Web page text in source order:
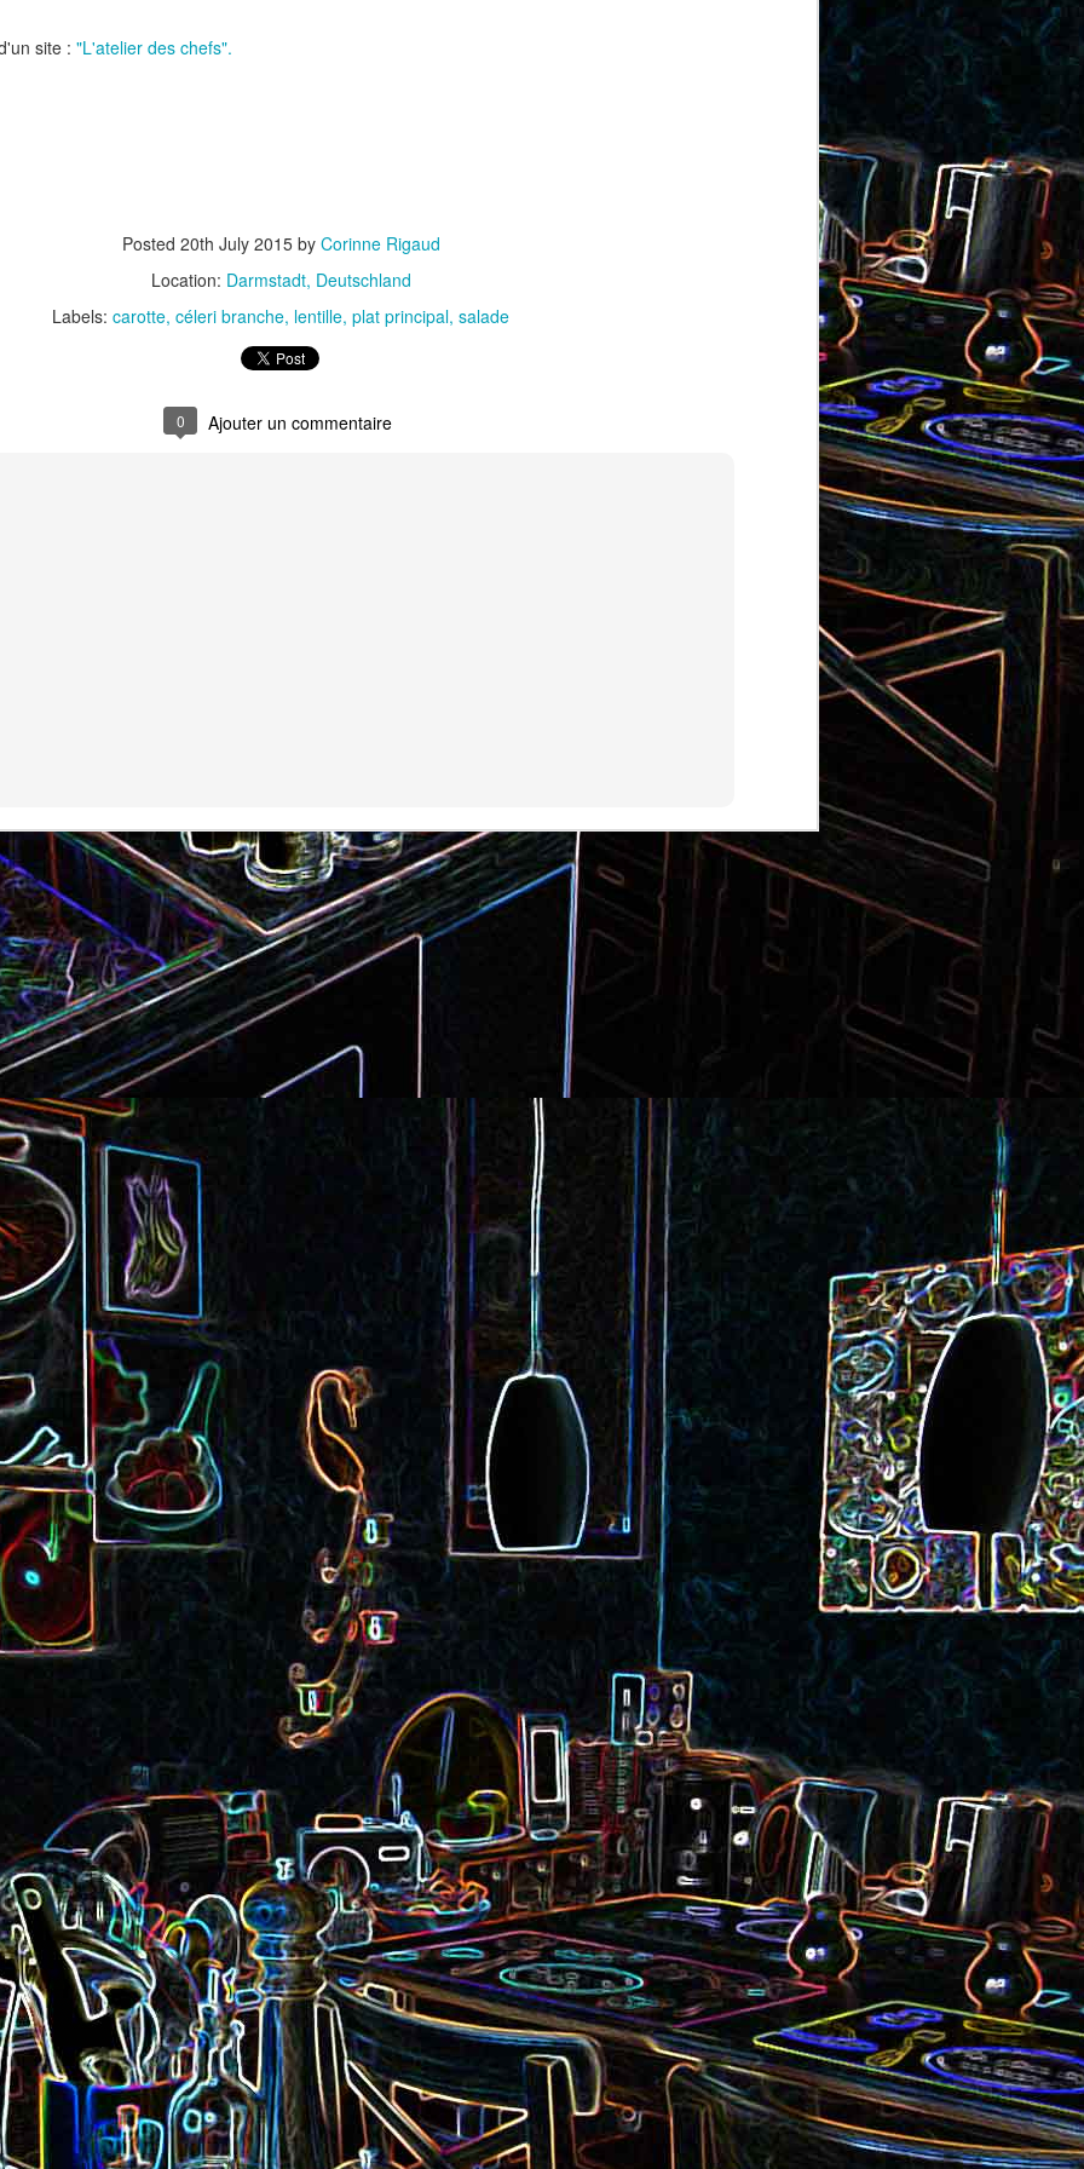
site : "L'atelier des chefs".
Posted 20th July 2015by Corinne Rigaud
Location: Darmstadt, Deutschland
Labels: carotte céleri branche lentille plat principal salade
0
Moelleux au chocolat au lait
Pizza au jambon Serrano et Quiche sans pâte au chorizo
et aux pommes de terre
Pizza aux pommes de terre et
aux tomates séchées
Smoothie à l'orange et à la
mangue
Curry de pois chiches et de Salade de thon aux câpres et
aux deux olives
Crème de poivron aux noix Cake au saucisson sec et aux Cookie géant aux pépites de
chocolat et au miel
Gâteau au chocolat et au Pizza aux rillettes et aux Noix de cajou caramélisées
au sésame
Tarte aux pommes, au miel et
aux amandes
Choux de Bruxelles au
chorizo et à la coriandre Quesadillas à la mexicaine